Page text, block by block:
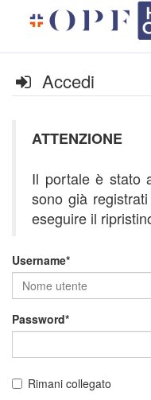
Accedi
ATTENZIONE
Il portale è stato
sono già
eseguire il
Username
Password
Rimani collegato